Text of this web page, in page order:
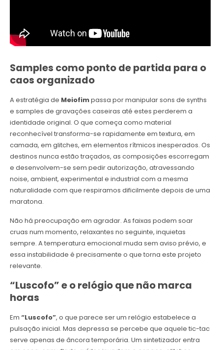
Samples como ponto de partida para o
caos organizado
A estratégia de Meiofimpassa por manipular sons de synths
e samples de gravações caseiras até estes perderem a
identidade original. O que começa como material
reconhecível transforma-se rapidamente em textura, em
camada, em glitches, em elementos rítmicos inesperados. Os
destinos nunca estão traçados, as composições escorregam
e desenvolvem-se sem pedir autorização, atravessando
noise, ambient, experimental e industrial com a mesma
naturalidade com que respiramos dificilmente depois de uma
maratona.
Não há preocupação em agradar. As faixas podem soar
cruas num momento, relaxantes no seguinte, inquietas
sempre. A temperatura emocional muda sem aviso prévio, e
essa instabilidade é precisamente o que torna este projeto
relevante.
“Luscofo” e o relógio que não marca
horas
Em “Luscofo”, o que parece ser um relógio estabelece a
pulsação inicial. Mas depressa se percebe que aquele tic-tac
serve apenas de âncora temporária. Um sintetizador entra